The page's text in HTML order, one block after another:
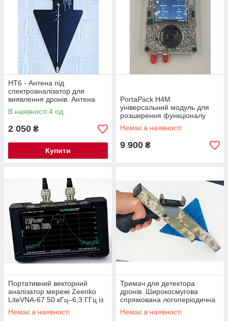
HT6 - Антена під
спектроаналізатор для
виявлення дронів. Антена
для пеленгації 0,6-10 ГГц
В наявності 4 од.
2 050 ₴
Купити
PortaPack H4M
універсальний модуль для
розширення функціоналу
HackRF One.
Немає в наявності
9 900 ₴
Портативний векторний
аналізатор мережі Zeenko
LiteVNA-67 50 кГц–6,3 ГГц із
7-дюймовим екраном та
комплектом калібрування
Немає в наявності
Тримач для детектора
дронів. Широкосмугова
спрямована логоперіодична
антена 800 МГц - 6 ГГц
Немає в наявності